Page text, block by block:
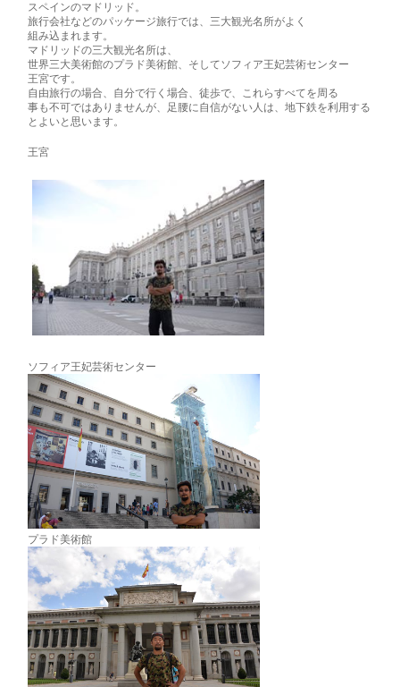
スペインのマドリッド。
旅行会社などのパッケージ旅行では、三大観光名所がよく
組み込まれます。
マドリッドの三大観光名所は、
世界三大美術館のプラド美術館、そしてソフィア王妃芸術センター
王宮です。
自由旅行の場合、自分で行く場合、徒歩で、これらすべてを周る
事も不可ではありませんが、足腰に自信がない人は、地下鉄を利用する
とよいと思います。
王宮
ソフィア王妃芸術センター
プラド美術館